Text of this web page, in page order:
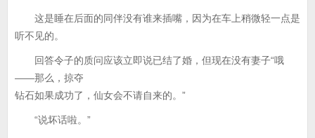
这是睡在后面的同伴没有谁来插嘴，因为在车上稍微轻一点是
听不见的。
回答令子的质问应该立即说已结了婚，但现在没有妻子“哦
——那么，掠夺
钻石如果成功了，仙女会不请自来的。”
“说坏话啦。”